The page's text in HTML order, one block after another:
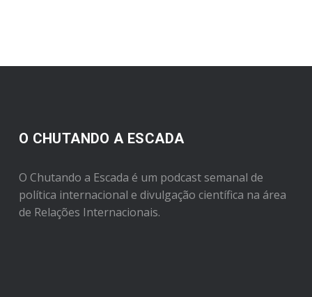
O CHUTANDO A ESCADA
O Chutando a Escada é um podcast semanal de
política internacional e divulgação científica na área
de Relações Internacionais.